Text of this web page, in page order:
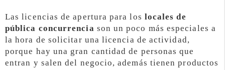
Las licencias de apertura para los locales de
pública concurrencia son un poco más especiales a
la hora de solicitar una licencia de actividad,
porque hay una gran cantidad de personas que
entran y salen del negocio, además tienen productos